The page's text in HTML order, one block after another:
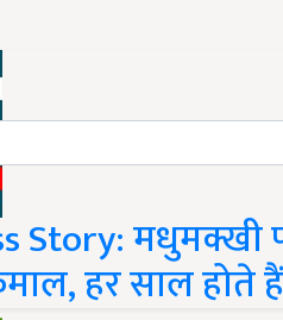
Story: मधुमक्खी
हर साल होते